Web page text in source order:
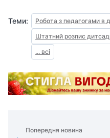
Теми:
Робота з педагогами в
Штатний розпис
... всі
Попередня новина